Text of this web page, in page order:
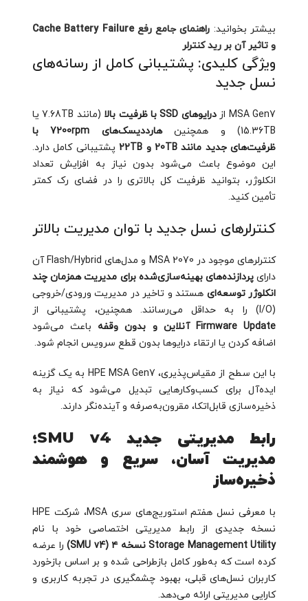
بیشتر بخوانید:
راهنمای جامع رفع Cache Battery Failure
و تاثیر آن بر رید کنترلر
ویژگی کلیدی: پشتیبانی کامل از رسانه‌های
نسل جدید
MSA Gen7 از درایوهای SSD با ظرفیت بالا
(مانند 7.68TB یا
15.36TB) و همچنین
هارددیسک‌های 7200rpm با
ظرفیت‌های جدید مانند 20TB و 22TB
پشتیبانی کامل دارد.
این موضوع باعث می‌شود بدون نیاز به افزایش تعداد
انکلوژر، بتوانید ظرفیت کل بالاتری را در فضای رک کمتر
تأمین کنید.
کنترلرهای نسل جدید با توان مدیریت بالاتر
کنترلرهای موجود در MSA 2070 و مدل‌های Flash/Hybrid آن
دارایپردازنده‌های بهینه‌سازی‌شده برای مدیریت همزمان چند
انکلوژر توسعه‌ای هستند و تاخیر در مدیریت ورودی/خروجی
(I/O) را به حداقل می‌رسانند. همچنین، پشتیبانی از
Firmware Update آنلاین و بدون وقفه
باعث می‌شود
اضافه کردن یا ارتقاء درایوها بدون قطع سرویس انجام شود.
با این سطح از مقیاس‌پذیری، HPE MSA Gen7 به یک گزینه
ایده‌آل برای کسب‌وکارهایی تبدیل می‌شود که نیاز به
ذخیره‌سازی قابل‌اتکا، مقرون‌به‌صرفه و آینده‌نگر دارند.
رابط مدیریتی جدید SMU v4؛
مدیریت آسان، سریع و هوشمند
ذخیره‌ساز
با معرفی نسل هفتم استوریج‌های سری MSA، شرکت HPE
نسخه جدیدی از رابط مدیریتی اختصاصی خود با نام
Storage Management Utility نسخه ۴ (SMU v4)
را عرضه
کرده است که به‌طور کامل بازطراحی شده و بر اساس بازخورد
کاربران نسل‌های قبلی، بهبود چشمگیری در تجربه کاربری و
کارایی مدیریتی ارائه می‌دهد.